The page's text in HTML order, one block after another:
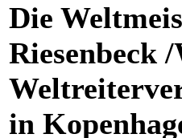
Die
Riesenbeck
in